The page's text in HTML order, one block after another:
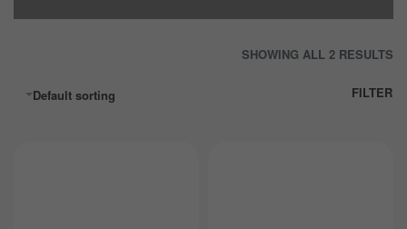
SHOWING ALL 2 RESULTS
Default sorting FILTER